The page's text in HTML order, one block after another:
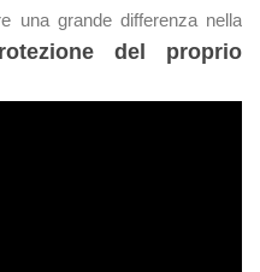
una grande differenza nella
del proprio